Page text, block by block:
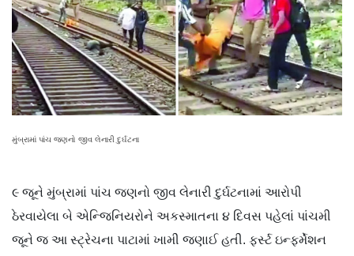
મુંબ્રામાં પાંચ જણનો જીવ લેનારી દુર્ઘટના
૯ જૂને મુંબ્રામાં પાંચ જણનો જીવ લેનારી દુર્ઘટનામાં આરોપી
ઠેરવાયેલા બે એન્જિનિયરોને અકસ્માતના ૪ દિવસ પહેલાં પાંચમી
જૂને જ આ સ્ટ્રેચના પાટામાં ખામી જણાઈ હતી. ફર્સ્ટ ઇન્ફર્મેશન